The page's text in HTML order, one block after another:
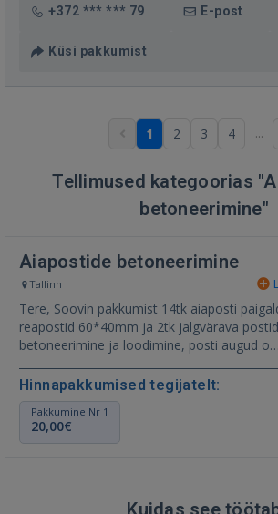
+372 *** *** 79 E-post
Küsi pakkumist
1 2 3 4 ...
Tellimused kategoorias
betoneerimine"
Aiapostide betoneerimine
Tallinn
Tere, Soovin pakkumist 14tk aiaposti
reapostid 60*40mm ja 2tk jalgvärava
betoneerimine ja loodimine, posti augud o…
Hinnapakkumised tegijatelt:
Pakkumine Nr 1
20,00€
Kuidas see